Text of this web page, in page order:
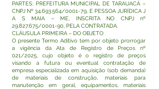
PARTES: PREFEITURA MUNICIPAL DE TARAUACÁ –
CNPJ Nº34.693.564/0001-79, E PESSOA JURÍDICA J
A S MAIA – ME, INSCRITA NO CNPJ nº
29.827.675/0001-90, PELA CONTRATADA.
CLÁUSULA PRIMEIRA – DO OBJETO
O presente Termo Aditivo tem por objeto prorrogar
a vigência da Ata de Registro de Preços nº
021/2025, cujo objeto é o registro de preços
visando a futura ou eventual contratação de
empresa especializada em aquisição (sob demanda)
de materiais de construção, materiais para
manutenção em geral, equipamentos, materiais